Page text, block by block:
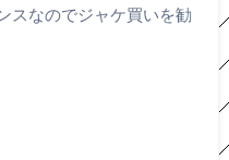
スなのでジャケ買いを勧